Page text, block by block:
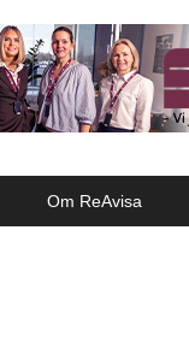
Om ReAvisa